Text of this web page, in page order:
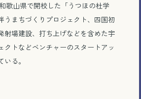
歌山県で開校した「うつほの杜学
うまちづくりプロジェクト、四国初
射場建設、打ち上げなどを含めた宇
クトなどベンチャーのスタートアッ
る。